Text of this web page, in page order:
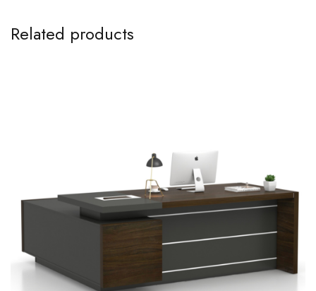
Related products